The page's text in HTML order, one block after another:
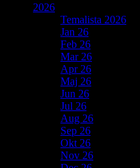
2026
Temalista 2026
Jan 26
Feb 26
Mar 26
Apr 26
Maj 26
Jun 26
Jul 26
Aug 26
Sep 26
Okt 26
Nov 26